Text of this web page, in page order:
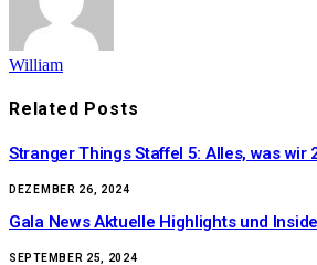
William
Related Posts
Stranger Things Staffel 5: Alles, was wir
DEZEMBER 26, 2024
Gala News Aktuelle Highlights und
SEPTEMBER 25, 2024